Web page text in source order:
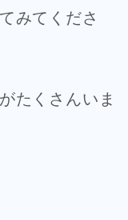
みてくださ
たくさんいま